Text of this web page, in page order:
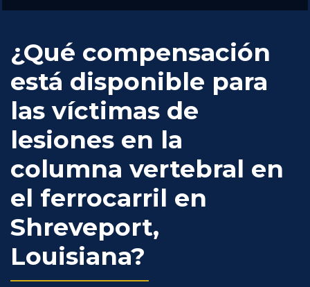
¿Qué compensación
está disponible para
las víctimas de
lesiones en la
columna vertebral en
el ferrocarril en
Shreveport,
Louisiana?